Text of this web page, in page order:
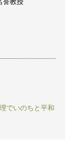
でいのちと平和